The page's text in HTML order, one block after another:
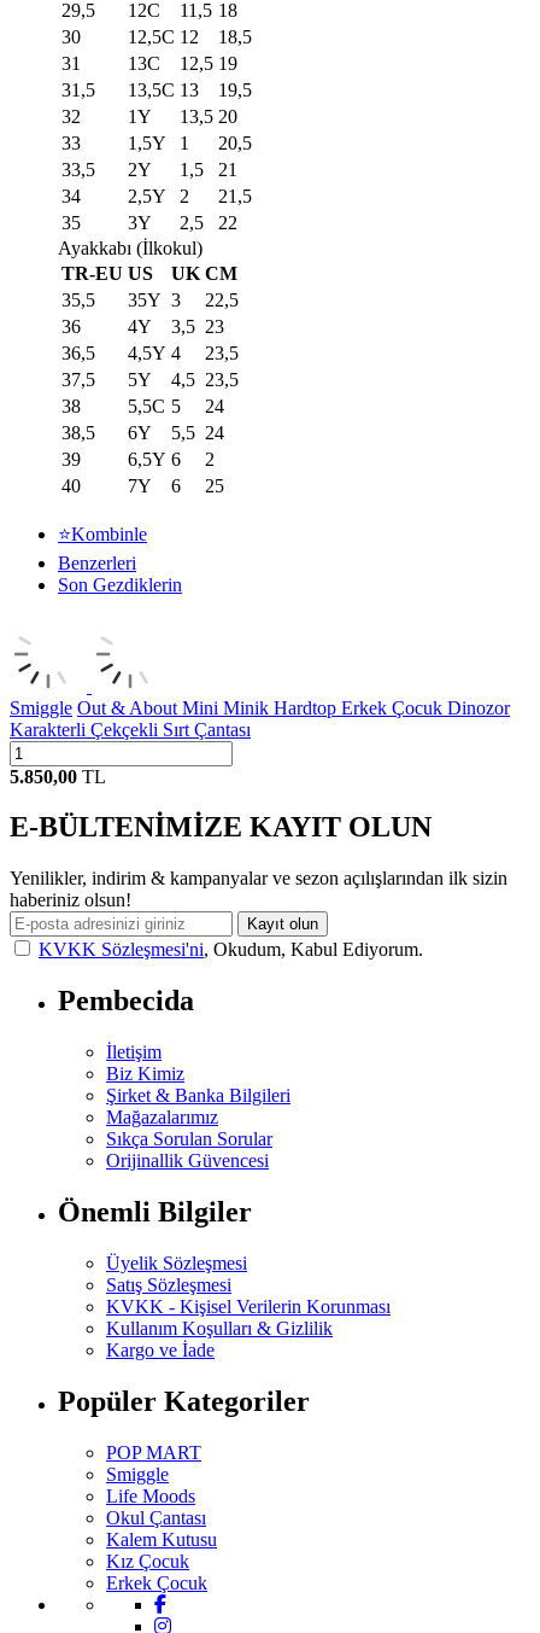
29,5
12C 11,5 18
30
12,5C 12
18,5
31
13C 12,5 19
31,5
13,5C 13
19,5
32
1Y 13,5 20
33
1,5Y 1
20,5
33,5
2Y 1,5
21
34
2,5Y 2
21,5
35
3Y 2,5
22
Ayakkabı (İlkokul)
TR-EU US UK CM
35,5
35Y 3
22,5
36
4Y 3,5 23
36,5
4,5Y 4
23,5
37,5
5Y 4,5 23,5
38
5,5C 5
24
38,5
6Y 5,5 24
39
6,5Y 6
2
40
7Y 6 25
⭐Kombinle
Benzerleri
Son Gezdiklerin
Smiggle Out & About Mini Minik Hardtop Erkek Çocuk Dinozor
Karakterli Çekçekli Sırt Çantası
5.850,00 TL
E-BÜLTENİMİZE KAYIT OLUN
Yenilikler, indirim & kampanyalar ve sezon açılışlarından ilk sizin
haberiniz olsun!
Kayıt olun
KVKK Sözleşmesi'ni, Okudum, Kabul Ediyorum.
Pembecida
İletişim
Biz Kimiz
Şirket & Banka Bilgileri
Mağazalarımız
Sıkça Sorulan Sorular
Orijinallik Güvencesi
Önemli Bilgiler
Üyelik Sözleşmesi
Satış Sözleşmesi
KVKK - Kişisel Verilerin Korunması
Kullanım Koşulları & Gizlilik
Kargo ve İade
Popüler Kategoriler
POP MART
Smiggle
Life Moods
Okul Çantası
Kalem Kutusu
Kız Çocuk
Erkek Çocuk